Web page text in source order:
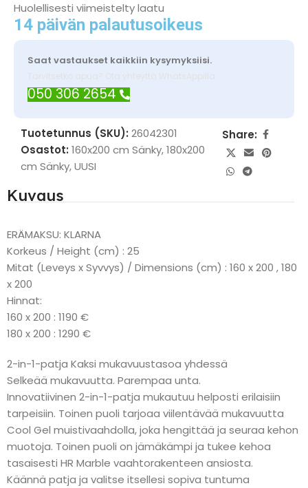
Huolellisesti viimeistelty laatu
14 päivän palautusoikeus
Saat vastaukset kaikkiin kysymyksiisi.
Tarvitsetko apua? Ota yhteyttä WhatsAppilla
050 306 2654
Tuotetunnus (SKU): 26042301
Osastot: 160x200 cm Sänky,180x200
cm Sänky,UUSI
Share:
Kuvaus
ERÄMAKSU: KLARNA
Korkeus / Height (cm) : 25
Mitat (Leveys x Syvvys) / Dimensions (cm) : 160 x 200 , 180
x 200
Hinnat:
160 x 200 : 1190 €
180 x 200 : 1290 €
2-in-1-patja Kaksi mukavuustasoa yhdessä
Selkeää mukavuutta. Parempaa unta.
Innovatiivinen 2-in-1-patja mukautuu helposti erilaisiin
tarpeisiin. Toinen puoli tarjoaa viilentävää mukavuutta
Cool Gel muistivaahdolla, joka hengittää ja seuraa kehon
muotoja. Toinen puoli on jämäkämpi ja tukee kehoa
tasaisesti HR Marble vaahtorakenteen ansiosta.
Käännä patja ja valitse itsellesi sopiva tuntuma